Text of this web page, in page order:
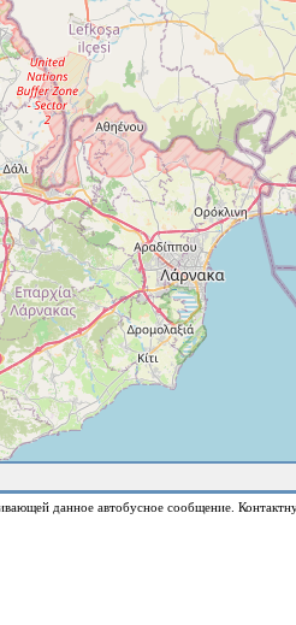
данное автобусное сообщение.